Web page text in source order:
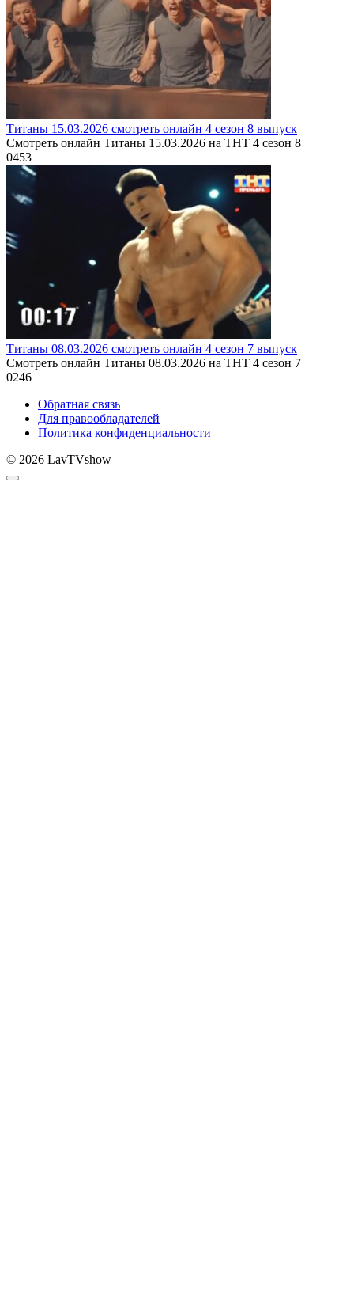
Титаны 15.03.2026 смотреть онлайн 4 сезон 8 выпуск
Смотреть онлайн Титаны 15.03.2026 на ТНТ 4 сезон 8
0453
Титаны 08.03.2026 смотреть онлайн 4 сезон 7 выпуск
Смотреть онлайн Титаны 08.03.2026 на ТНТ 4 сезон 7
0246
Обратная связь
Для правообладателей
Политика конфиденциальности
© 2026 LavTVshow